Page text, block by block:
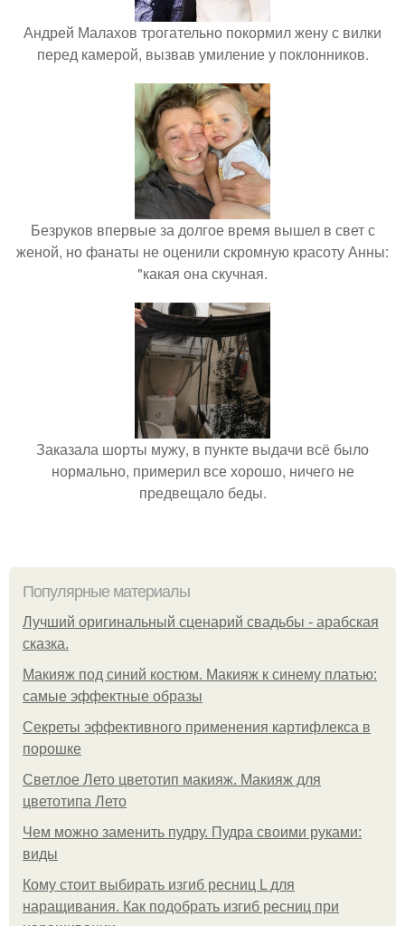
Андрей Малахов трогательно покормил жену с вилки
перед камерой, вызвав умиление у поклонников.
Безруков впервые за долгое время вышел в свет с
женой, но фанаты не оценили скромную красоту Анны:
"какая она скучная.
Заказала шорты мужу, в пункте выдачи всё было
нормально, примерил все хорошо, ничего не
предвещало беды.
Популярные материалы
Лучший оригинальный сценарий свадьбы - арабская
сказка.
Макияж под синий костюм. Макияж к синему платью:
самые эффектные образы
Секреты эффективного применения картифлекса в
порошке
Светлое Лето цветотип макияж. Макияж для
цветотипа Лето
Чем можно заменить пудру. Пудра своими руками:
виды
Кому стоит выбирать изгиб ресниц L для
наращивания. Как подобрать изгиб ресниц при